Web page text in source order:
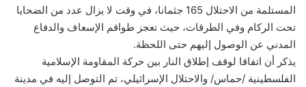
المستلمة من الاحتلال 165 جثمانا، في وقت لا يزال عدد من الضحايا
تحت الركام وفي الطرقات، حيث تعجز طواقم الإسعاف والدفاع
المدني عن الوصول إليهم حتى اللحظة.
يذكر أن اتفاقا لوقف إطلاق النار بين حركة المقاومة الإسلامية
الفلسطينية /حماس/ والاحتلال الإسرائيلي، تم التوصل إليه في مدينة